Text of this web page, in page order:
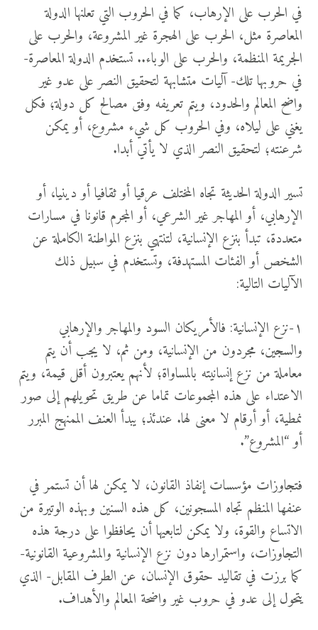
في الحرب على الإرهاب، كما في الحروب التي تعلنها الدولة
المعاصرة مثل، الحرب على الهجرة غير المشروعة، والحرب على
الجريمة المنظمة، والحرب على الوباء.. تستخدم الدولة المعاصرة-
في حروبها تلك- آليات متشابهة لتحقيق النصر على عدو غير
واضح المعالم والحدود، ويتم تعريفه وفق مصالح كل دولة؛ فكل
يغني على ليلاه، وفي الحروب كل شيء مشروع، أو يمكن
شرعنته؛ لتحقيق النصر الذي لا يأتي أبدا.
تسير الدولة الحديثة تجاه المختلف عرقيا أو ثقافيا أو دينيا، أو
الإرهابي، أو المهاجر غير الشرعي، أو المجرم قانونا في مسارات
متعددة، تبدأ بنزع الإنسانية، لتنتهي بنزع المواطنة الكاملة عن
الشخص أو الفئات المستهدفة، وتستخدم في سبيل ذلك
الآليات التالية:
١-نزع الإنسانية: فالأمريكان السود والمهاجر والإرهابي
والسجين، مجردون من الإنسانية، ومن ثم، لا يجب أن يتم
معاملة من نزع إنسانيته بالمساواة؛ لأنهم يعتبرون أقل قيمة، ويتم
الاعتداء على هذه المجموعات تماما عن طريق تحويلهم إلى صور
نمطية، أو أرقام لا معنى لها. عندئذ؛ يبدأ العنف الممنهج المبرر
أو “المشروع”.
فتجاوزات مؤسسات إنفاذ القانون، لا يمكن لها أن تستمر في
عنفها المنظم تجاه المسجونين، كل هذه السنين وبهذه الوتيرة من
الاتساع والقوة، ولا يمكن لتابعيها أن يحافظوا على درجة هذه
التجاوزات، واستمرارها دون نزع الإنسانية والمشروعية القانونية-
كما برزت في تقاليد حقوق الإنسان، عن الطرف المقابل- الذي
يتحول إلى عدو في حروب غير واضحة المعالم والأهداف.